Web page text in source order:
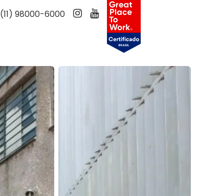
(11) 98000-6000